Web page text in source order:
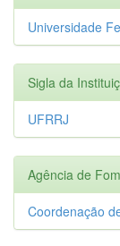
Universidade
Sigla da
UFRRJ
Agência de
Coordenação